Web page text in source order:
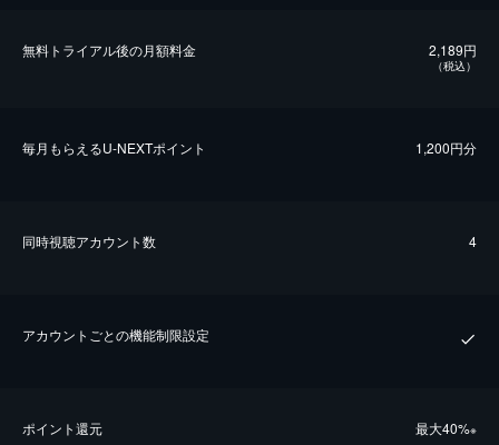
無料トライアル後の⽉額料金 2,189円
（税込）
毎⽉もらえるU-NEXTポイント 1,200円分
同時視聴アカウント数 4
アカウントごとの機能制限設定
ポイント還元 最⼤40%※